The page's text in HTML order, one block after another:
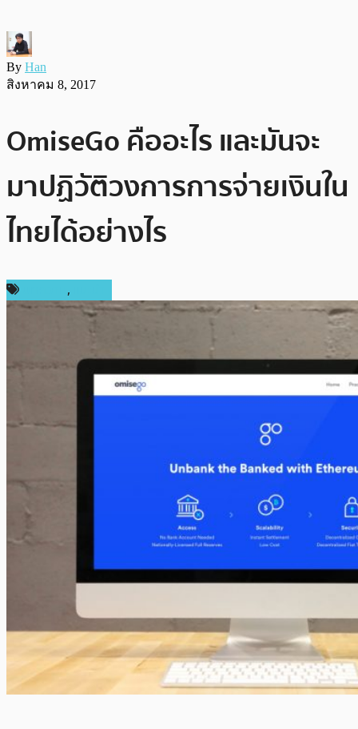
By Han
สิงหาคม 8, 2017
OmiseGo คืออะไร และมันจะ
มาปฏิวัติวงการการจ่ายเงินใน
ไทยได้อย่างไร
,